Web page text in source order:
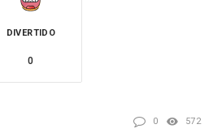
DIVERTIDO
0
0 572